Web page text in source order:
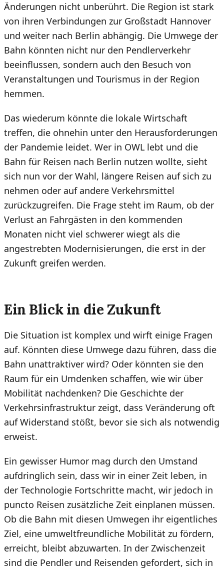
Änderungen nicht unberührt. Die Region ist stark
von ihren Verbindungen zur Großstadt Hannover
und weiter nach Berlin abhängig. Die Umwege der
Bahn könnten nicht nur den Pendlerverkehr
beeinflussen, sondern auch den Besuch von
Veranstaltungen und Tourismus in der Region
hemmen.
Das wiederum könnte die lokale Wirtschaft
treffen, die ohnehin unter den Herausforderungen
der Pandemie leidet. Wer in OWL lebt und die
Bahn für Reisen nach Berlin nutzen wollte, sieht
sich nun vor der Wahl, längere Reisen auf sich zu
nehmen oder auf andere Verkehrsmittel
zurückzugreifen. Die Frage steht im Raum, ob der
Verlust an Fahrgästen in den kommenden
Monaten nicht viel schwerer wiegt als die
angestrebten Modernisierungen, die erst in der
Zukunft greifen werden.
Ein Blick in die Zukunft
Die Situation ist komplex und wirft einige Fragen
auf. Könnten diese Umwege dazu führen, dass die
Bahn unattraktiver wird? Oder könnten sie den
Raum für ein Umdenken schaffen, wie wir über
Mobilität nachdenken? Die Geschichte der
Verkehrsinfrastruktur zeigt, dass Veränderung oft
auf Widerstand stößt, bevor sie sich als notwendig
erweist.
Ein gewisser Humor mag durch den Umstand
aufdringlich sein, dass wir in einer Zeit leben, in
der Technologie Fortschritte macht, wir jedoch in
puncto Reisen zusätzliche Zeit einplanen müssen.
Ob die Bahn mit diesen Umwegen ihr eigentliches
Ziel, eine umweltfreundliche Mobilität zu fördern,
erreicht, bleibt abzuwarten. In der Zwischenzeit
sind die Pendler und Reisenden gefordert, sich in